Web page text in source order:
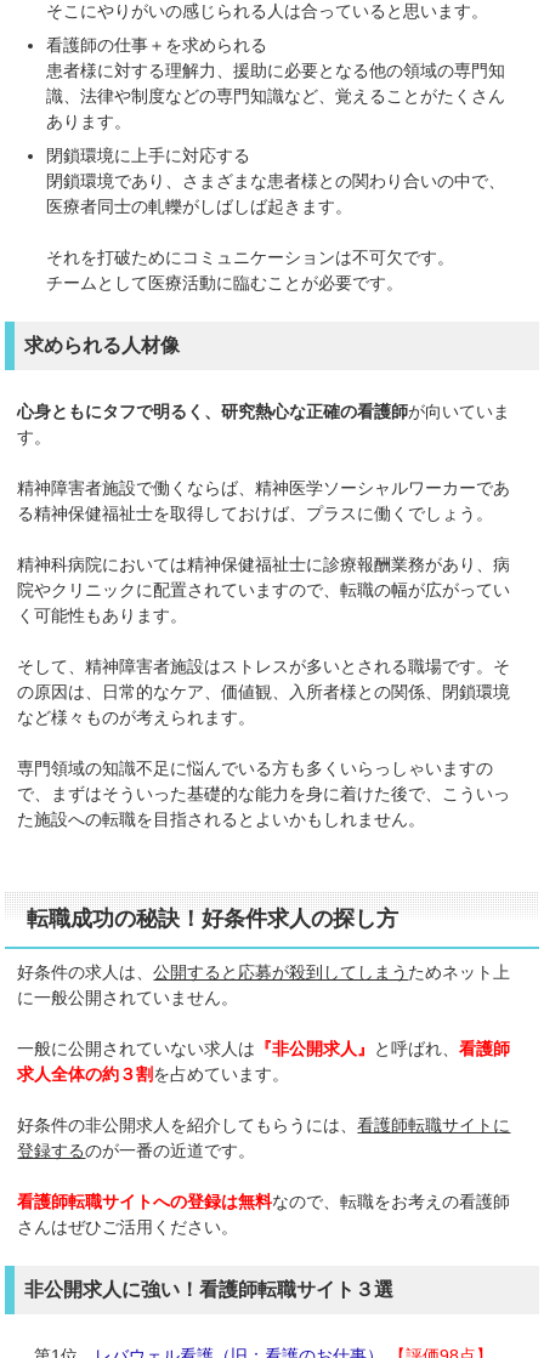
そこにやりがいの感じられる人は合っていると思います。
看護師の仕事＋を求められる
患者様に対する理解力、援助に必要となる他の領域の専門知
識、法律や制度などの専門知識など、覚えることがたくさん
あります。
閉鎖環境に上手に対応する
閉鎖環境であり、さまざまな患者様との関わり合いの中で、
医療者同士の軋轢がしばしば起きます。
それを打破ためにコミュニケーションは不可欠です。
チームとして医療活動に臨むことが必要です。
求められる人材像
心身ともにタフで明るく、研究熱心な正確の看護師が向いていま
す。
精神障害者施設で働くならば、精神医学ソーシャルワーカーであ
る精神保健福祉士を取得しておけば、プラスに働くでしょう。
精神科病院においては精神保健福祉士に診療報酬業務があり、病
院やクリニックに配置されていますので、転職の幅が広がってい
く可能性もあります。
そして、精神障害者施設はストレスが多いとされる職場です。そ
の原因は、日常的なケア、価値観、入所者様との関係、閉鎖環境
など様々ものが考えられます。
専門領域の知識不足に悩んでいる方も多くいらっしゃいますの
で、まずはそういった基礎的な能力を身に着けた後で、こういっ
た施設への転職を目指されるとよいかもしれません。
転職成功の秘訣！好条件求人の探し方
好条件の求人は、公開すると応募が殺到してしまう ためネット上
に一般公開されていません。
一般に公開されていない求人は 『非公開求人』 と呼ばれ、看護師
求人全体の約３割を占めています。
好条件の非公開求人を紹介してもらうには、看護師転職サイトに
登録するのが一番の近道です。
看護師転職サイトへの登録は無料なので、転職をお考えの看護師
さんはぜひご活用ください。
非公開求人に強い！看護師転職サイト３選